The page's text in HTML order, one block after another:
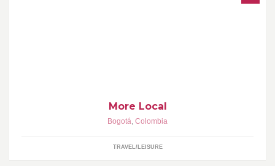
More Local
Bogotá, Colombia
TRAVEL/LEISURE